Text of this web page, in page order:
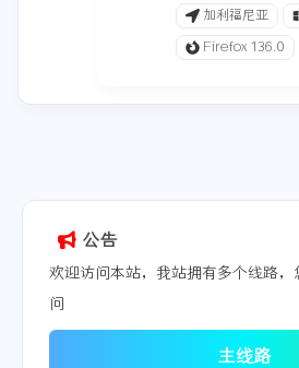
加利福尼亚
Firefox 136.0
公告
欢迎访问本站，我站拥有多个线路
问
主线路